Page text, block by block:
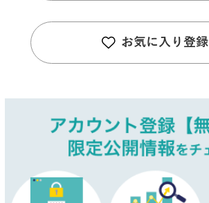
お気に入り登録